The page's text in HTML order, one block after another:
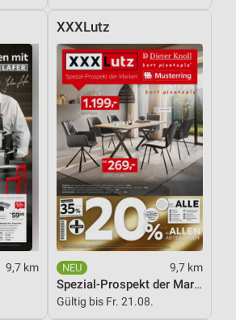
9,7 km
XXXLutz
9,7 km
Spezial-Prospekt der Marken
Gültig bis Fr. 21.08.